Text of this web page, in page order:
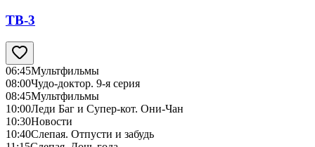
ТВ-3
06:45Мультфильмы
08:00Чудо-доктор. 9-я серия
08:45Мультфильмы
10:00Леди Баг и Супер-кот. Они-Чан
10:30Новости
10:40Слепая. Отпусти и забудь